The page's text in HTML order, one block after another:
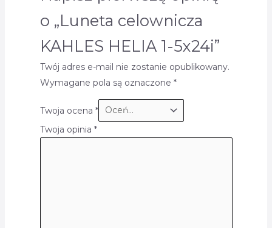
o „Luneta celownicza
KAHLES HELIA 1-5x24i”
Twój adres e-mail nie zostanie opublikowany.
Wymagane pola są oznaczone *
Twoja ocena *
Twoja opinia *